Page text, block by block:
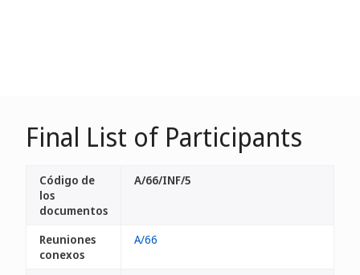
Final List of Participants
Código de
los
documentos
A/66/INF/5
Reuniones
conexos
A/66